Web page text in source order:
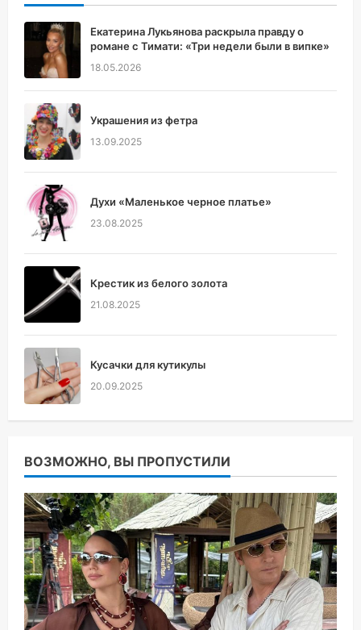
Екатерина Лукьянова раскрыла правду о
романе с Тимати: «Три недели были в випке»
18.05.2026
Украшения из фетра
13.09.2025
Духи «Маленькое черное платье»
23.08.2025
Крестик из белого золота
21.08.2025
Кусачки для кутикулы
20.09.2025
ВОЗМОЖНО, ВЫ ПРОПУСТИЛИ